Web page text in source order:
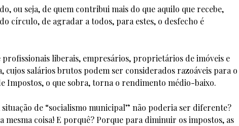
ou seja, de quem contribui mais do que aquilo que recebe,
círculo, de agradar a todos, para estes, o desfecho é
liberais, empresários, proprietários de imóveis e
cujos salários brutos podem ser considerados razoáveis para o
Impostos, o que sobra, torna o rendimento médio-baixo.
situação de “socialismo municipal” não poderia ser diferente?
mesma coisa! E porquê? Porque para diminuir os impostos, as